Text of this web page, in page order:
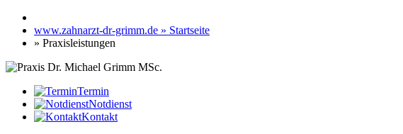
www.zahnarzt-dr-grimm.de » Startseite
» Praxisleistungen
Termin
Notdienst
Kontakt